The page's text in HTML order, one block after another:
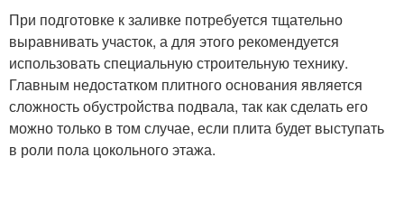
При подготовке к заливке потребуется тщательно
выравнивать участок, а для этого рекомендуется
использовать специальную строительную технику.
Главным недостатком плитного основания является
сложность обустройства подвала, так как сделать его
можно только в том случае, если плита будет выступать
в роли пола цокольного этажа.